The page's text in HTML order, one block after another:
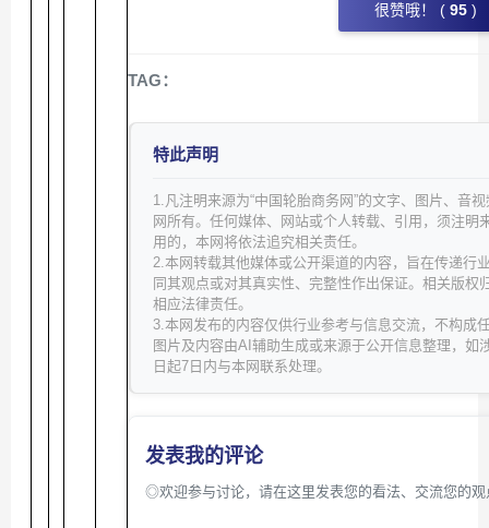
很赞哦！ ( 95 )
TAG：
特此声明
1.凡注明来源为“中国轮胎商务网”的文字、图片、音
网所有。任何媒体、网站或个人转载、引用，须注明
用的，本网将依法追究相关责任。
2.本网转载其他媒体或公开渠道的内容，旨在传递行
同其观点或对其真实性、完整性作出保证。相关版权
相应法律责任。
3.本网发布的内容仅供行业参考与信息交流，不构成
图片及内容由AI辅助生成或来源于公开信息整理，如
日起7日内与本网联系处理。
发表我的评论
◎欢迎参与讨论，请在这里发表您的看法、交流您的观